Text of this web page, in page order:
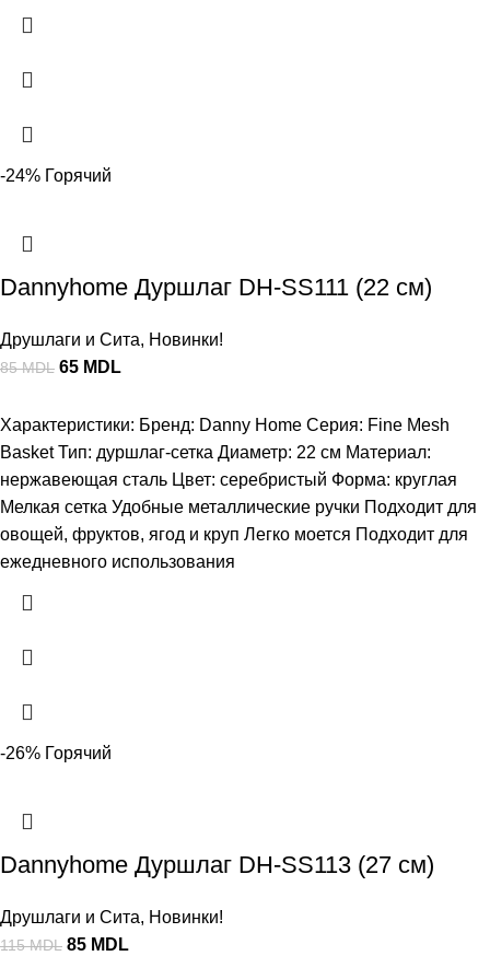
-24% Горячий
Dannyhome Дуршлаг DH-SS111 (22 см)
Друшлаги и Сита, Новинки!
85MDL 65 MDL
Характеристики: Бренд: Danny Home Серия: Fine Mesh
Basket Тип: дуршлаг-сетка Диаметр: 22 см Материал:
нержавеющая сталь Цвет: серебристый Форма: круглая
Мелкая сетка Удобные металлические ручки Подходит для
овощей, фруктов, ягод и круп Легко моется Подходит для
ежедневного использования
-26% Горячий
Dannyhome Дуршлаг DH-SS113 (27 см)
Друшлаги и Сита, Новинки!
115MDL 85 MDL